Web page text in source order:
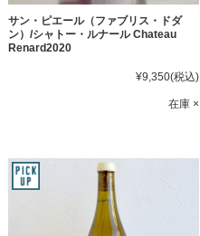
サン・ピエール（ファブリス・ドダ
ン）/シャトー・ルナール Chateau
Renard2020
¥9,350(税込)
在庫 ×